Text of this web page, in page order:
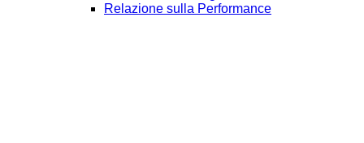
Relazione sulla Performance